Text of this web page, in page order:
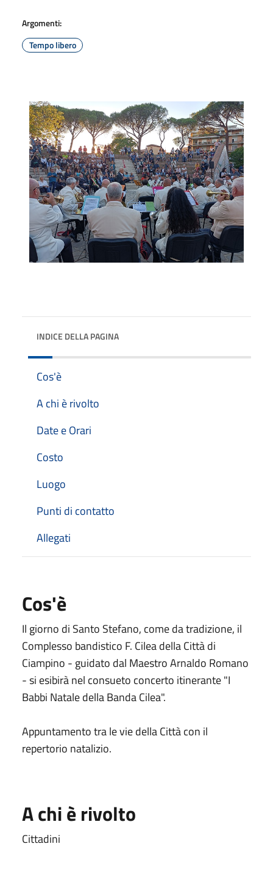
Argomenti:
Tempo libero
INDICE DELLA PAGINA
Cos'è
A chi è rivolto
Date e Orari
Costo
Luogo
Punti di contatto
Allegati
Cos'è
Il giorno di Santo Stefano, come da tradizione, il
Complesso bandistico F. Cilea della Città di
Ciampino - guidato dal Maestro Arnaldo Romano
- si esibirà nel consueto concerto itinerante "I
Babbi Natale della Banda Cilea".
Appuntamento tra le vie della Città con il
repertorio natalizio.
A chi è rivolto
Cittadini